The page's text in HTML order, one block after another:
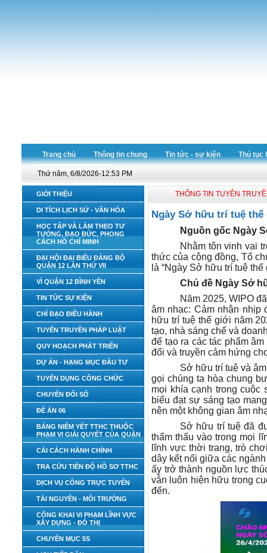
Trang chủ Thông tin chung Tin tức - sự kiện Thủ tục
Thứ năm, 6/8/2026-12:53 PM
GIỚI THIỆU
DI TÍCH LỊCH SỬ - VĂN HÓA
HỌC TẬP VÀ LÀM THEO TƯ
TƯỞNG, ĐẠO ĐỨC, PHONG
CÁCH HỒ CHÍ MINH
ĐẠI HỘI ĐẠI BIỂU ĐẢNG BỘ
QUẬN 12 LẦN THỨ VII
VÌ QUẬN 12 BÌNH YÊN
TIN TỨC SỰ KIỆN
CHỈ ĐẠO ĐIỀU HÀNH
TUYÊN TRUYỀN PHÁP LUẬT
QUY HOẠCH PHÁT TRIỂN
DỰ ÁN - HẠNG MỤC ĐẦU TƯ
TUYỂN DỤNG CÔNG CHỨC
CHUYỂN ĐỔI SỐ
ĐỀ ÁN 06
BẢNG NIÊM YẾT TTHC THUỘC
PHẠM VI GIẢI QUYẾT CỦA QUẬN
CẢI CÁCH HÀNH CHÍNH
TRA CỨU TIẾN ĐỘ HỒ SƠ TTHC
DỊCH VỤ CÔNG TRỰC TUYẾN
TÀI NGUYÊN - MÔI TRƯỜNG
CÔNG KHAI VI PHẠM LĨNH VỰC
XÂY DỰNG - ĐÔ THỊ
CHUYÊN MỤC 5S
THÔNG TIN TUYÊN
Ngày Sở hữu trí tuệ thế
Nguồn gốc Ngày
Nhằm tôn vinh vai
thức của cộng đồng, Tổ
là “Ngày Sở hữu trí tuệ thế
Chủ đề Ngày Sở
Năm 2025, WIPO
âm nhạc: Cảm nhận nhịp
hữu trí tuệ thế giới năm
tạo, nhà sáng chế và
để tạo ra các tác phẩm
đổi và truyền cảm hứng
Sở hữu trí tuệ và
gọi chúng ta hòa chung
mọi khía cạnh trong cuộc
biểu đạt sự sáng tạo
nên một không gian âm
Sở hữu trí tuệ đã
thẩm thấu vào trong mọi
lĩnh vực thời trang, trò
dây kết nối giữa các
ấy trở thành nguồn lực
vẫn luôn hiện hữu trong
đến.